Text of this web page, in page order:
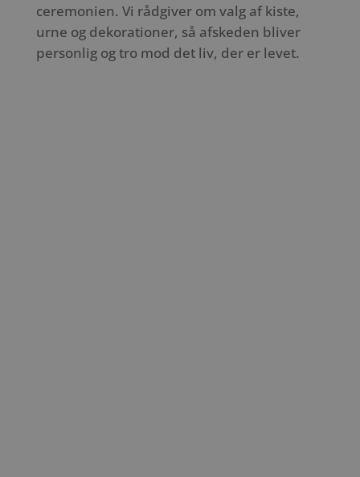
ceremonien. Vi rådgiver om valg af kiste,
urne og dekorationer, så afskeden bliver
personlig og tro mod det liv, der er levet.